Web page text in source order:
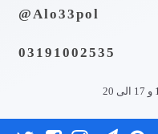
Alo33pol@
03191002535